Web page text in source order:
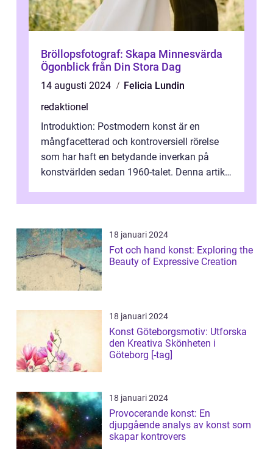
Bröllopsfotograf: Skapa Minnesvärda
Ögonblick från Din Stora Dag
14 augusti 2024
Felicia Lundin
redaktionel
Introduktion: Postmodern konst är en
mångfacetterad och kontroversiell rörelse
som har haft en betydande inverkan på
konstvärlden sedan 1960-talet. Denna artikel
18 januari 2024
Fot och hand konst: Exploring the
Beauty of Expressive Creation
18 januari 2024
Konst Göteborgsmotiv: Utforska
den Kreativa Skönheten i
Göteborg [-tag]
18 januari 2024
Provocerande konst: En
djupgående analys av konst som
skapar kontrovers